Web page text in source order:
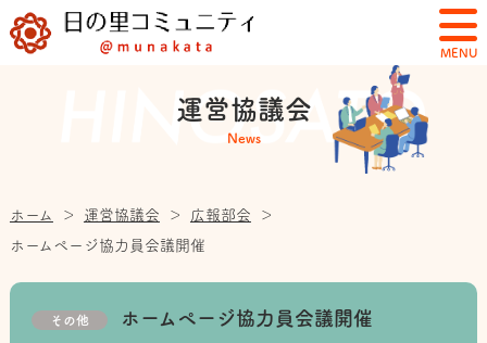
MENU
運営協議会
News
ホーム ＞ 運営協議会 ＞ 広報部会
＞
ホームページ協力員会議開催
その他 ホームページ協力員会議開催